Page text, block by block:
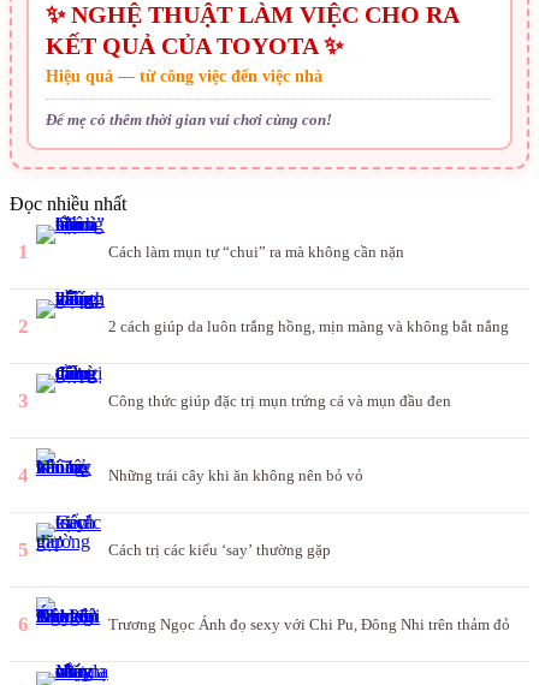
✨ NGHỆ THUẬT LÀM VIỆC CHO RA
KẾT QUẢ CỦA TOYOTA ✨
Hiệu quả — từ công việc đến việc nhà
Để mẹ có thêm thời gian vui chơi cùng con!
Đọc nhiều nhất
1 Cách làm mụn tự “chui” ra mà không cần nặn
2 2 cách giúp da luôn trắng hồng, mịn màng và không bắt nắng
3 Công thức giúp đặc trị mụn trứng cá và mụn đầu đen
4 Những trái cây khi ăn không nên bỏ vỏ
5 Cách trị các kiểu ‘say’ thường gặp
6 Trương Ngọc Ánh đọ sexy với Chi Pu, Đông Nhi trên thảm đỏ